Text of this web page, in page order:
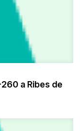
a Ribes de